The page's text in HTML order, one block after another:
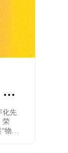
慈
化先
荣
物联